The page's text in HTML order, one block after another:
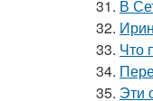
31. В
32.
33. Что
34.
35. Эти